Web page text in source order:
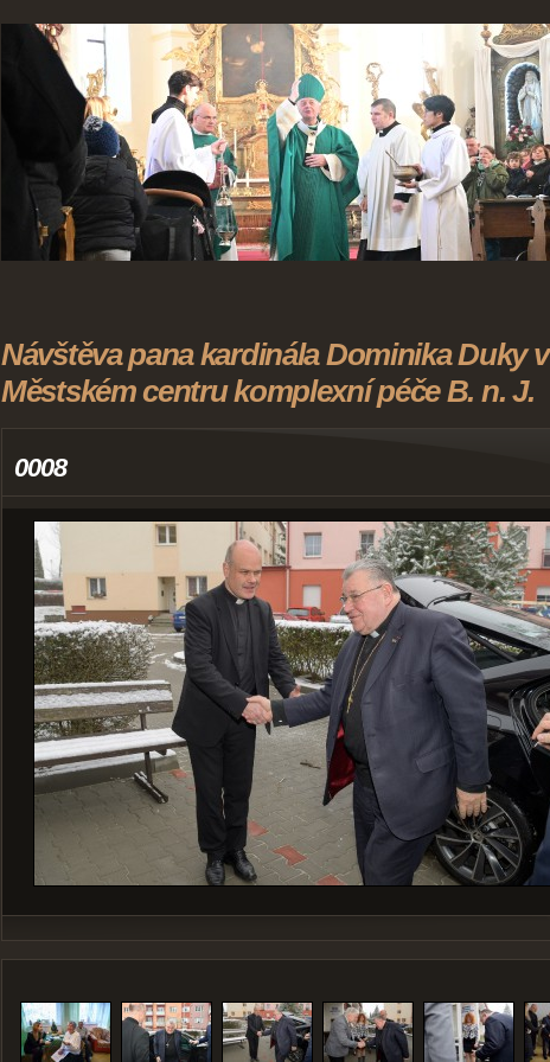
Návštěva pana kardinála Dominika Duky v
Městském centru komplexní péče B. n. J.
0008